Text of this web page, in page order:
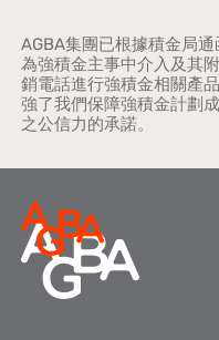
AGBA集團已根據積金局
為強積金主事中介入及其
銷電話進行強積金相關產
強了我們保障強積金計劃
之公信力的承諾。